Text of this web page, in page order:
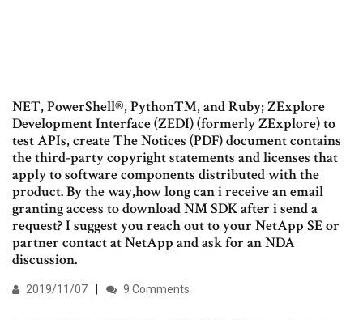
NET, PowerShell®, Python™, and Ruby; ZExplore
Development Interface (ZEDI) (formerly ZExplore) to
test APIs, create The Notices (PDF) document contains
the third-party copyright statements and licenses that
apply to software components distributed with the
product. By the way,how long can i receive an email
granting access to download NM SDK after i send a
request? I suggest you reach out to your NetApp SE or
partner contact at NetApp and ask for an NDA
discussion.
2019/11/07 9 Comments